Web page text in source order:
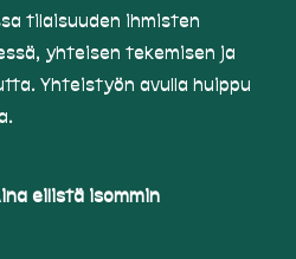
tilaisuuden ihmisten
yhteisen tekemisen ja
Yhteistyön avulla huippu
eilistä isommin